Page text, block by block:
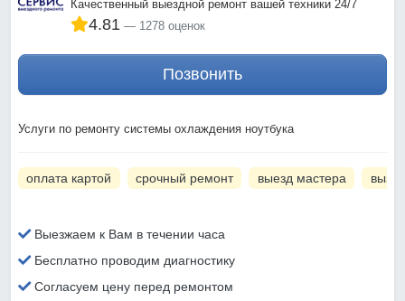
Качественный выездной ремонт вашей техники 24/7
4.81 1278 оценок
Позвонить
Услуги по ремонту системы охлаждения ноутбука
оплата картой срочный ремонт выезд мастера
Выезжаем к Вам в течении часа
Бесплатно проводим диагностику
Согласуем цену перед ремонтом